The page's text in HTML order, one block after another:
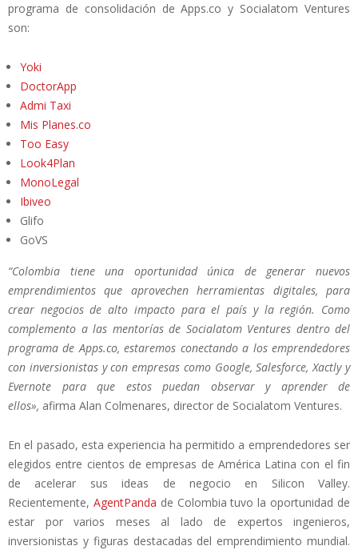
programa de consolidación de Apps.co y Socialatom Ventures
son:
Yoki
DoctorApp
Admi Taxi
Mis Planes.co
Too Easy
Look4Plan
MonoLegal
Ibiveo
Glifo
GoVS
“Colombia tiene una oportunidad única de generar nuevos
emprendimientos que aprovechen herramientas digitales, para
crear negocios de alto impacto para el país y la región. Como
complemento a las mentorías de Socialatom Ventures dentro del
programa de Apps.co, estaremos conectando a los emprendedores
con inversionistas y con empresas como Google, Salesforce, Xactly y
Evernote para que estos puedan observar y aprender de
ellos», afirma Alan Colmenares, director de Socialatom Ventures.
En el pasado, esta experiencia ha permitido a emprendedores ser
elegidos entre cientos de empresas de América Latina con el fin
de acelerar sus ideas de negocio en Silicon Valley.
Recientemente, AgentPanda de Colombia tuvo la oportunidad de
estar por varios meses al lado de expertos ingenieros,
inversionistas y figuras destacadas del emprendimiento mundial.